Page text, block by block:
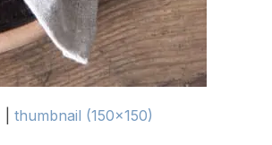
|thumbnail (150x150)